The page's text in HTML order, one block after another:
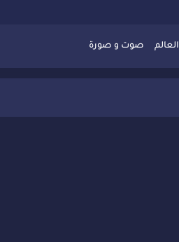
صوت و صورة